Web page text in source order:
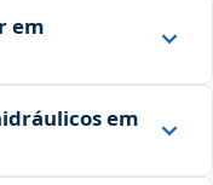
em
em